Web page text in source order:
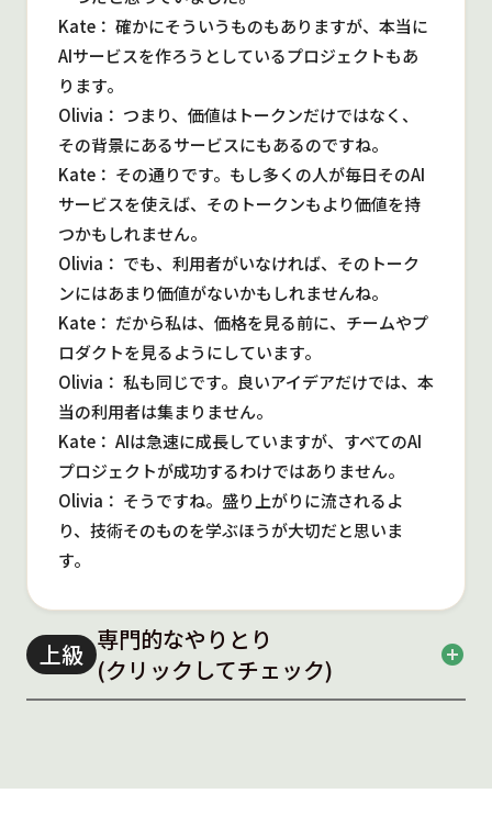
Kate： 確かにそういうものもありますが、本当に
AIサービスを作ろうとしているプロジェクトもあ
ります。
Olivia： つまり、価値はトークンだけではなく、
その背景にあるサービスにもあるのですね。
Kate： その通りです。もし多くの人が毎日そのAI
サービスを使えば、そのトークンもより価値を持
つかもしれません。
Olivia： でも、利用者がいなければ、そのトーク
ンにはあまり価値がないかもしれませんね。
Kate： だから私は、価格を見る前に、チームやプ
ロダクトを見るようにしています。
Olivia： 私も同じです。良いアイデアだけでは、本
当の利用者は集まりません。
Kate： AIは急速に成長していますが、すべてのAI
プロジェクトが成功するわけではありません。
Olivia： そうですね。盛り上がりに流されるよ
り、技術そのものを学ぶほうが大切だと思いま
す。
上級 専門的なやりとり
(クリックしてチェック)
add_circle